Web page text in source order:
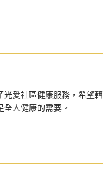
愛社區健康服務，希望藉
人健康的需要。